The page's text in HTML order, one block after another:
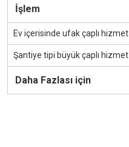
İşlem
Ev içerisinde ufak çaplı hizmet
Şantiye tipi büyük çaplı hizmet
Daha Fazlası için